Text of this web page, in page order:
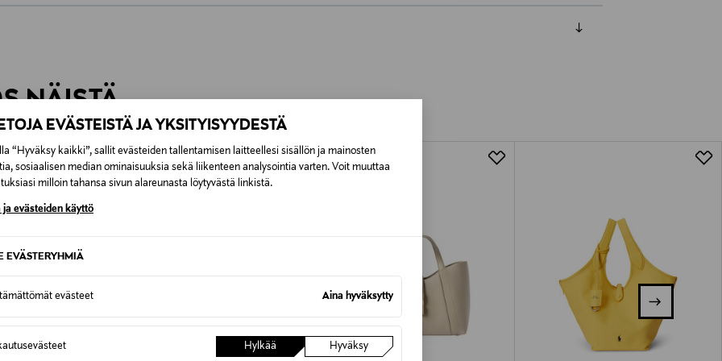
EVÄSTEISTÄ JA YKSITYISYYDESTÄ
“Hyväksy kaikki”, sallit evästeiden tallentamisen laitteellesi sisällön ja mainosten
sosiaalisen median ominaisuuksia sekä liikenteen analysointia varten. Voit muuttaa
milloin tahansa sivun alareunasta löytyvästä linkistä.
ja evästeiden käyttö
EVÄSTERYHMIÄ
evästeet Aina hyväksytty
Hylkää Hyväksy
Alk. 6,90 €, kun toimitus on saatavilla valittuun osoitteeseen.
NÄISTÄ